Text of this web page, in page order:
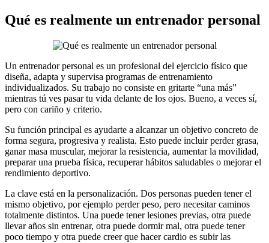
Qué es realmente un entrenador personal
Un entrenador personal es un profesional del ejercicio físico que
diseña, adapta y supervisa programas de entrenamiento
individualizados. Su trabajo no consiste en gritarte “una más”
mientras tú ves pasar tu vida delante de los ojos. Bueno, a veces sí,
pero con cariño y criterio.
Su función principal es ayudarte a alcanzar un objetivo concreto de
forma segura, progresiva y realista. Esto puede incluir perder grasa,
ganar masa muscular, mejorar la resistencia, aumentar la movilidad,
preparar una prueba física, recuperar hábitos saludables o mejorar el
rendimiento deportivo.
La clave está en la personalización. Dos personas pueden tener el
mismo objetivo, por ejemplo perder peso, pero necesitar caminos
totalmente distintos. Una puede tener lesiones previas, otra puede
llevar años sin entrenar, otra puede dormir mal, otra puede tener
poco tiempo y otra puede creer que hacer cardio es subir las